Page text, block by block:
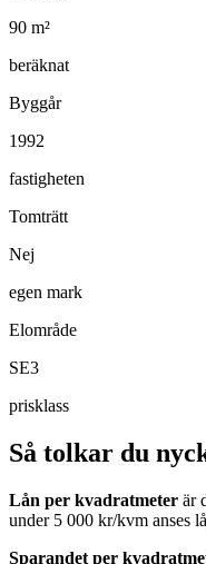
90 m²
beräknat
Byggår
1992
fastigheten
Tomträtt
Nej
egen mark
Elområde
SE3
prisklass
Så tolkar du
Lån per kvadratmeter är
under 5 000 kr/kvm anses
Sparandet per